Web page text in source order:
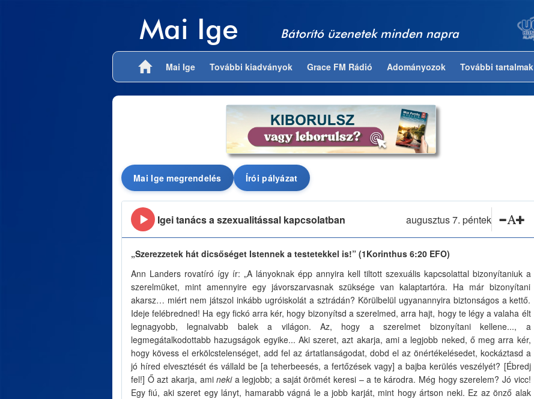
Mai Ige Bátorító üzenetek minden napra
Mai Ige További kiadványok Grace FM Rádió Adományozok További tartalmak
Mai Ige megrendelés Írói pályázat
Igei tanács a szexualitással kapcsolatban augusztus 7. péntek
„Szerezzetek hát dicsőséget Istennek a testetekkel is!” (1Korinthus 6:20 EFO)
Ann Landers rovatíró így ír: „A lányoknak épp annyira kell tiltott szexuális kapcsolattal bizonyítaniuk a
szerelmüket, mint amennyire egy jávorszarvasnak szüksége van kalaptartóra. Ha már bizonyítani
akarsz… miért nem játszol inkább ugróiskolát a sztrádán? Körülbelül ugyanannyira biztonságos a kettő.
Ideje felébredned! Ha egy fickó arra kér, hogy bizonyítsd a szerelmed, arra hajt, hogy te légy a valaha élt
legnagyobb, legnaivabb balek a világon. Az, hogy a szerelmet bizonyítani kellene..., a
legmegátalkodottabb hazugságok egyike... Aki szeret, azt akarja, ami a legjobb neked, ő meg arra kér,
hogy kövess el erkölcstelenséget, add fel az ártatlanságodat, dobd el az önértékelésedet, kockáztasd a
jó híred elvesztését és vállald be [a teherbeesés, a fertőzések vagy] a bajba kerülés veszélyét? [Ébredj
fel!] Ő azt akarja, aminekia legjobb; a saját örömét keresi – a te károdra. Még hogy szerelem? Jó vicc!
Egy fiú, aki szeret egy lányt, hamarabb vágná le a jobb karját, mint hogy ártson neki. Ez az önző alak